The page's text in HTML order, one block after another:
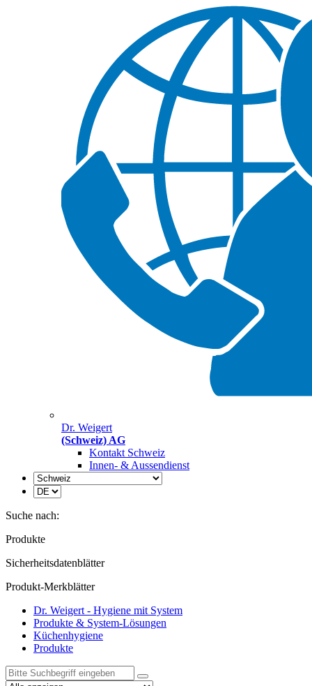
Dr. Weigert
(Schweiz) AG
Kontakt Schweiz
Innen- & Aussendienst
Suche nach:
Produkte
Sicherheitsdatenblätter
Produkt-Merkblätter
Dr. Weigert - Hygiene mit System
Produkte & System-Lösungen
Küchenhygiene
Produkte